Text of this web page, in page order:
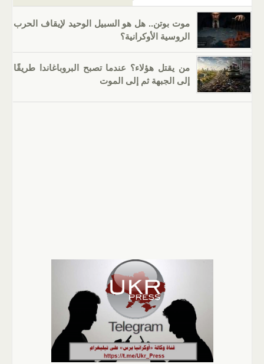
موت بوتن.. هل هو السبيل الوحيد لإيقاف الحرب
الروسية الأوكرانية؟
من يقتل هؤلاء؟ عندما تصبح البروباغاندا طريقًا
إلى الجبهة ثم إلى الموت